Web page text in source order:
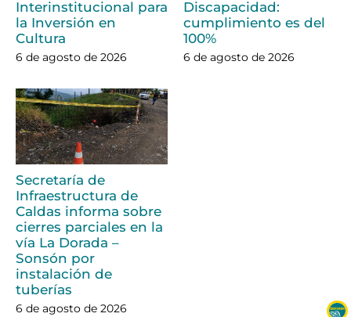
Interinstitucional para
la Inversión en
Cultura
6 de agosto de 2026
Discapacidad:
cumplimiento es del
100%
6 de agosto de 2026
Secretaría de
Infraestructura de
Caldas informa sobre
cierres parciales en la
vía La Dorada –
Sonsón por
instalación de
tuberías
6 de agosto de 2026